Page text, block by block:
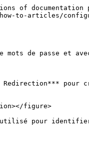
of documentation
how-to-articles/
de passe et
Redirection*** pour
utilisé pour